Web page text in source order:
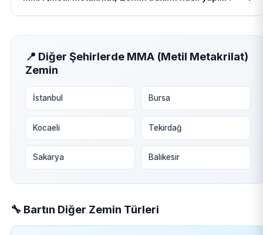
📍 Diğer Şehirlerde MMA (Metil Metakrilat)
Zemin
İstanbul Bursa
Kocaeli Tekirdağ
Sakarya Balıkesir
🔧 Bartın Diğer Zemin Türleri